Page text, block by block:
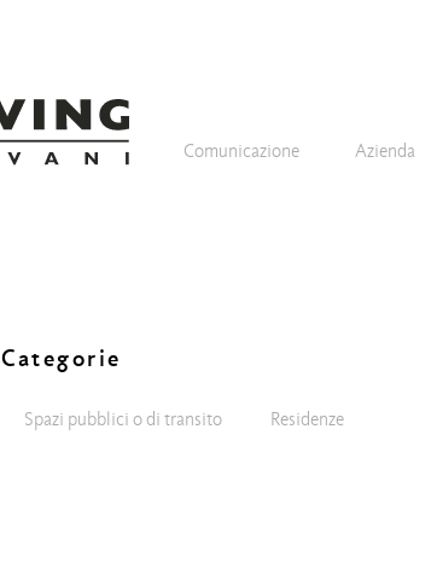
Comunicazione Azienda
Categorie
Spazi pubblici o di transito Residenze